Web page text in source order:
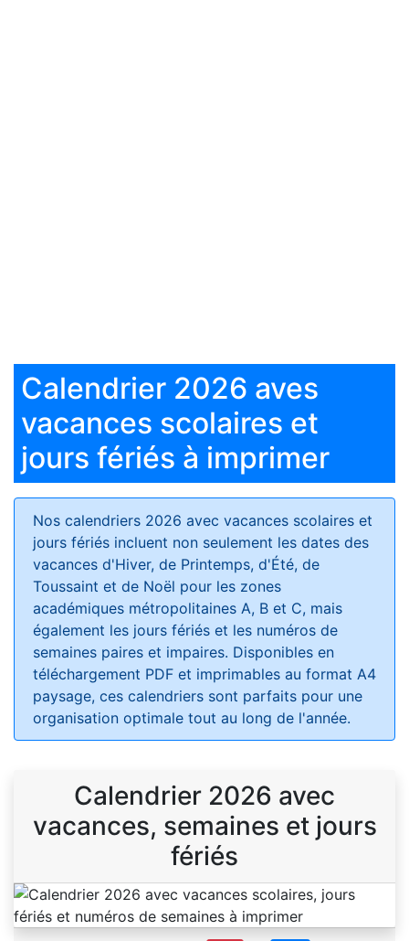
Calendrier 2026 aves
vacances scolaires et
jours fériés à imprimer
Nos calendriers 2026 avec vacances scolaires et
jours fériés incluent non seulement les dates des
vacances d'Hiver, de Printemps, d'Été, de
Toussaint et de Noël pour les zones
académiques métropolitaines A, B et C, mais
également les jours fériés et les numéros de
semaines paires et impaires. Disponibles en
téléchargement PDF et imprimables au format A4
paysage, ces calendriers sont parfaits pour une
organisation optimale tout au long de l'année.
Calendrier 2026 avec
vacances, semaines et jours
fériés